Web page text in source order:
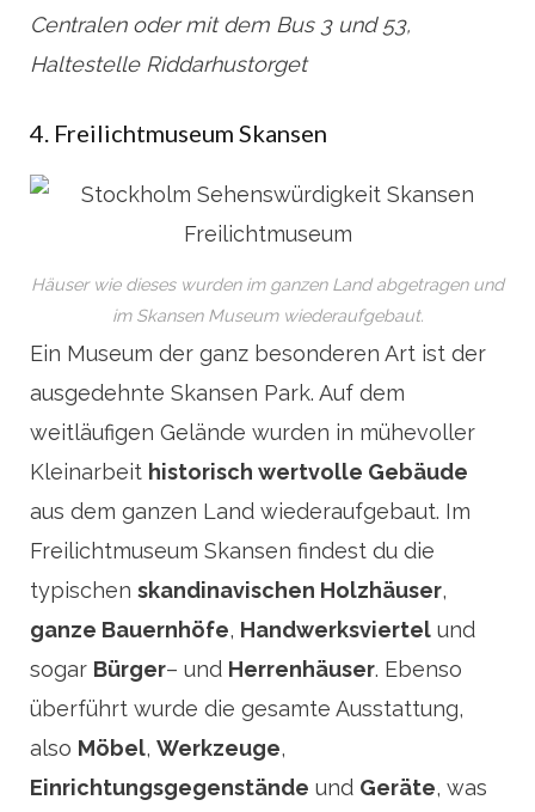
Centralen oder mit dem Bus 3 und 53,
Haltestelle Riddarhustorget
4. Freilichtmuseum Skansen
Häuser wie dieses wurden im ganzen Land abgetragen und
im Skansen Museum wiederaufgebaut.
Ein Museum der ganz besonderen Art ist der
ausgedehnte Skansen Park. Auf dem
weitläufigen Gelände wurden in mühevoller
Kleinarbeit historisch wertvolle Gebäude
aus dem ganzen Land wiederaufgebaut. Im
Freilichtmuseum Skansen findest du die
typischen skandinavischen Holzhäuser,
ganze Bauernhöfe, Handwerksviertel und
sogar Bürger– und Herrenhäuser. Ebenso
überführt wurde die gesamte Ausstattung,
also Möbel, Werkzeuge,
Einrichtungsgegenstände und Geräte, was